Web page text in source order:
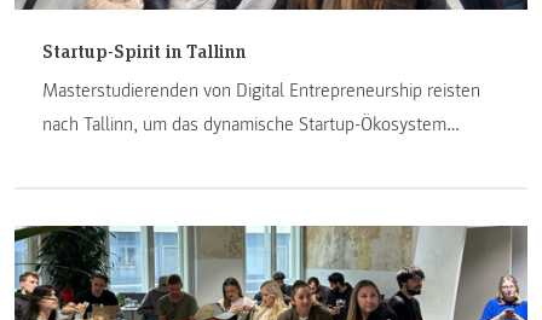
Startup-Spirit in Tallinn
Masterstudierenden von Digital Entrepreneurship reisten
nach Tallinn, um das dynamische Startup-Ökosystem